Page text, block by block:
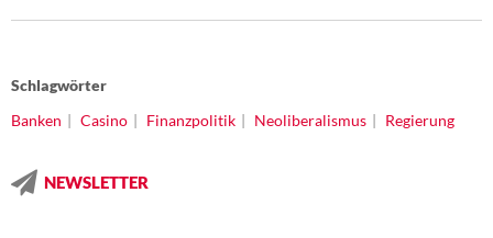
Schlagwörter
Banken
Casino Finanzpolitik Neoliberalismus Regierung
NEWSLETTER